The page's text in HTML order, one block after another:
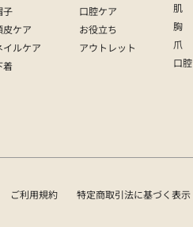
子
皮ケア
イルケア
着
口腔ケア
お役立ち
アウトレット
肌
胸
爪
口腔
ご利用規約 特定商取引法に基づく表示